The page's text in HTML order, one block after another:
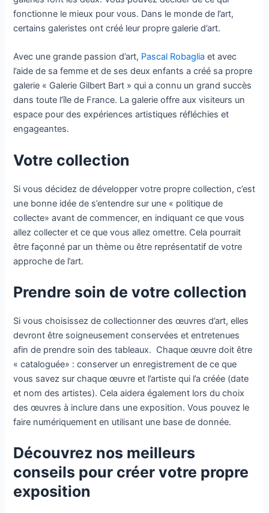
fonctionne le mieux pour vous. Dans le monde de l’art,
certains galeristes ont créé leur propre galerie d’art.
Avec une grande passion d’art, Pascal Robaglia et avec
l’aide de sa femme et de ses deux enfants a créé sa propre
galerie « Galerie Gilbert Bart » qui a connu un grand succès
dans toute l’île de France. La galerie offre aux visiteurs un
espace pour des expériences artistiques réfléchies et
engageantes.
Votre collection
Si vous décidez de développer votre propre collection, c’est
une bonne idée de s’entendre sur une « politique de
collecte» avant de commencer, en indiquant ce que vous
allez collecter et ce que vous allez omettre. Cela pourrait
être façonné par un thème ou être représentatif de votre
approche de l’art.
Prendre soin de votre collection
Si vous choisissez de collectionner des œuvres d’art, elles
devront être soigneusement conservées et entretenues
afin de prendre soin des tableaux. Chaque œuvre doit être
« cataloguée» : conserver un enregistrement de ce que
vous savez sur chaque œuvre et l’artiste qui l’a créée (date
et nom des artistes). Cela aidera également lors du choix
des œuvres à inclure dans une exposition. Vous pouvez le
faire numériquement en utilisant une base de donnée.
Découvrez nos meilleurs
conseils pour créer votre propre
exposition